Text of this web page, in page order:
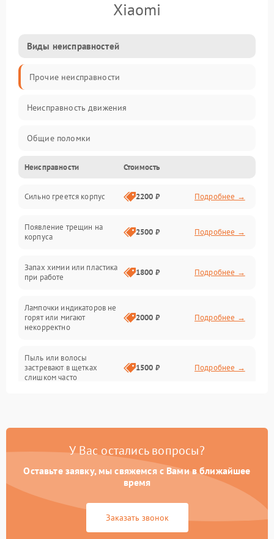
Xiaomi
Виды неисправностей
Прочие неисправности
Неисправность движения
Общие поломки
Неисправность датчиков
Неисправность программного обеспечения
Проблемы с сигналом
Батарея
Программные сбои
Неисправности Стоимость
Сильно греется корпус 2200 ₽ Подробнее →
Появление трещин на
корпуса
2500 ₽ Подробнее →
Запах химии или пластика
при работе
1800 ₽ Подробнее →
Лампочки индикаторов не
горят или мигают
некорректно
2000 ₽ Подробнее →
Пыль или волосы
застревают в щетках
слишком часто
1500 ₽ Подробнее →
У Вас остались вопросы?
Оставьте заявку, мы свяжемся с Вами в ближайшее
время
Заказать звонок